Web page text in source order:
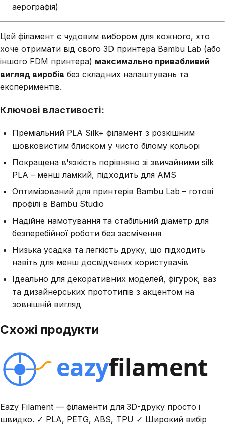
аерографія)
Цей філамент є чудовим вибором для кожного, хто
хоче отримати від свого 3D принтера Bambu Lab (або
іншого FDM принтера) максимально привабливий
вигляд виробів без складних налаштувань та
експериментів.
Ключові властивості:
Преміальний PLA Silk+ філамент з розкішним
шовковистим блиском у чисто білому кольорі
Покращена в'язкість порівняно зі звичайними silk
PLA – менш ламкий, підходить для AMS
Оптимізований для принтерів Bambu Lab – готові
профілі в Bambu Studio
Надійне намотування та стабільний діаметр для
безперебійної роботи без засмічення
Низька усадка та легкість друку, що підходить
навіть для менш досвідчених користувачів
Ідеально для декоративних моделей, фігурок, ваз
та дизайнерських прототипів з акцентом на
зовнішній вигляд
Схожі продукти
Eazy Filament — філаменти для 3D-друку просто і
швидко. ✓ PLA, PETG, ABS, TPU ✓ Широкий вибір